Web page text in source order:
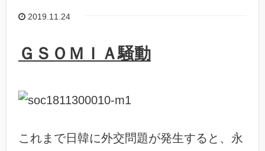
2019.11.24
ＧＳＯＭＩＡ騒動
これまで日韓に外交問題が発生すると、永